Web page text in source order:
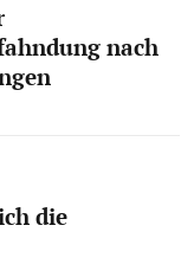
nach
die